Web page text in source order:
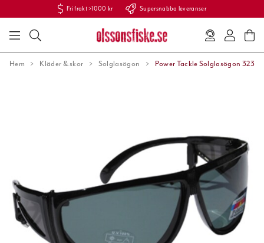
Fri frakt >1000 kr Supersnabba leveranser
Hem Kläder & skor Solglasögon Power Tackle Solglasögon 323